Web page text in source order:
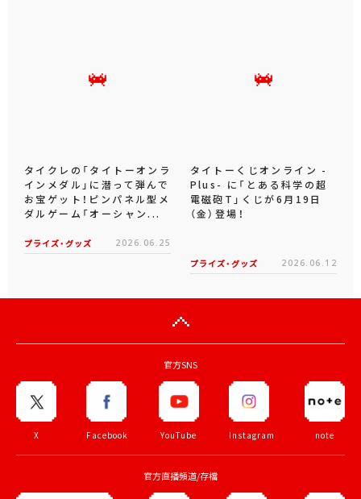
タイクレの「タイトーオンラ
インメダル」に潜って弾んで
お宝ゲット！ピンパネル型メ
ダルゲーム「オーシャン...
プライズ・グッズ 2026.06.25
タイトーくじオンライン -
Plus- に「とある科学の超
電磁砲T」くじが6月19日
（金）登場！
プライズ・グッズ 2026.06.12
官方SNS
X Facebook YouTube Instagram note
官方直播頻道/存檔